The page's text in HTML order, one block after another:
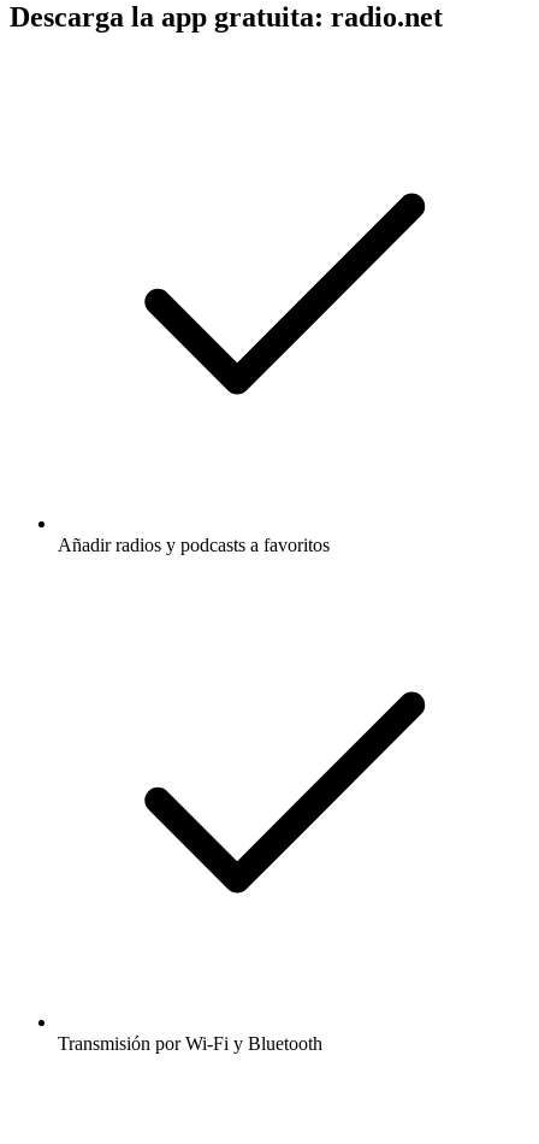
Descarga la app gratuita: radio.net
Añadir radios y podcasts a favoritos
Transmisión por Wi-Fi y Bluetooth